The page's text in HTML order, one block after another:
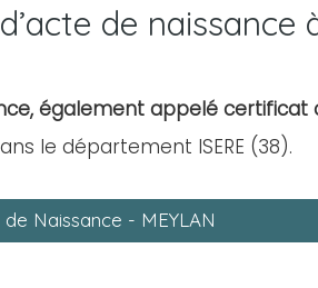
de naissance
également appelé certificat
le département ISERE (38).
Naissance - MEYLAN